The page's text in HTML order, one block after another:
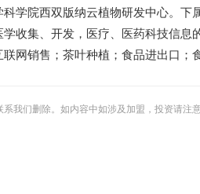
学院西双版纳云植物研发中心。
收集、开发，医疗、医药科技信
网销售；茶叶种植；食品进出口
我们删除。如内容中如涉及加盟，投资请注